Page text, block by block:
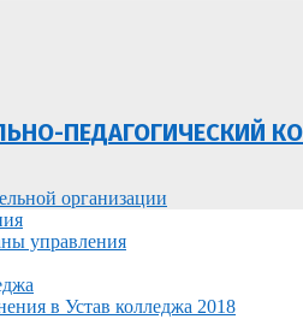
ПЕДАГОГИЧЕСКИЙ
организации
управления
в Устав колледжа 2018